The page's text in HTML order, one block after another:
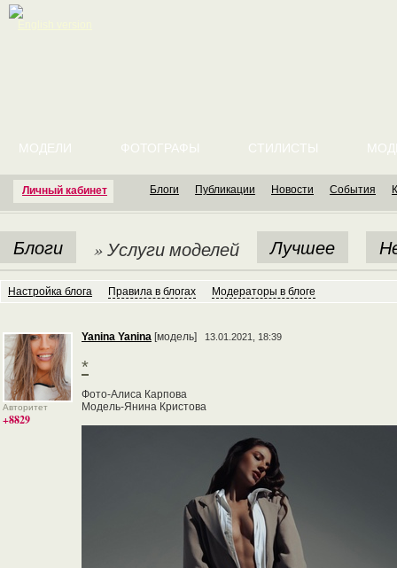
Личный кабинет
МОДЕЛИ ФОТОГРАФЫ СТИЛИСТЫ
Блоги Публикации Новости События
Блоги » Услуги моделей Лучшее
Настройка блога Правила в блогах Модераторы в блоге
Авторитет
+8829
Yanina Yanina [модель] 13.01.2021, 18:39
*
Фото-Алиса Карпова
Модель-Янина Кристова